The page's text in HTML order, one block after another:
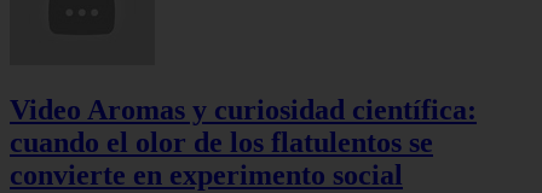
Video Aromas y curiosidad científica:
cuando el olor de los flatulentos se
convierte en experimento social